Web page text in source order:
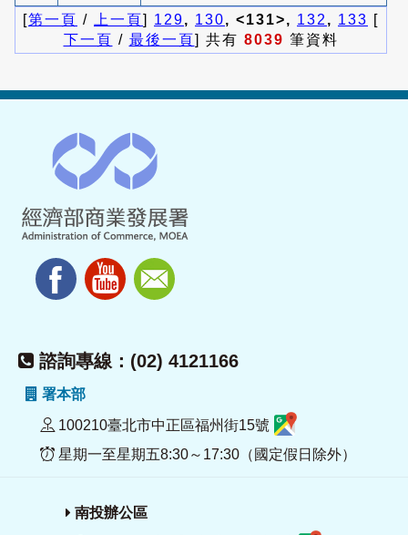
[第一頁 / 上一頁] 129, 130, <131>, 132 , 133 [
下一頁 / 最後一頁] 共有 8039 筆資料
諮詢專線：(02) 4121166
署本部
100210臺北市中正區福州街15號
星期一至星期五8:30～17:30（國定假日除外）
南投辦公區